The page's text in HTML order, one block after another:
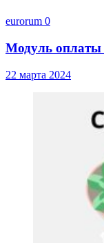
eurorum 0
Модуль
22 марта 2024